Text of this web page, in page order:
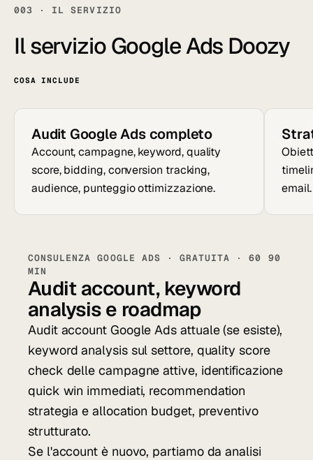
003 · IL SERVIZIO
Il servizio Google Ads Doozy
COSA INCLUDE
Audit Google Ads completo
Account, campagne, keyword, quality
score, bidding, conversion tracking,
audience, punteggio ottimizzazione.
email.
CONSULENZA GOOGLE ADS · GRATUITA · 60 90
MIN
Audit account, keyword
analysis e roadmap
Audit account Google Ads attuale (se esiste),
keyword analysis sul settore, quality score
check delle campagne attive, identificazione
quick win immediati, recommendation
strategia e allocation budget, preventivo
strutturato.
Se l'account è nuovo, partiamo da analisi